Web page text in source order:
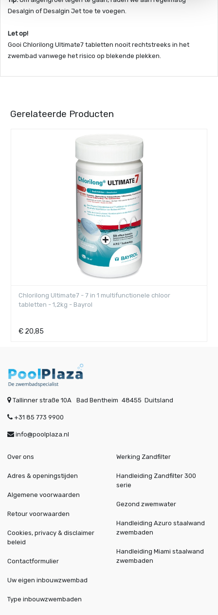
Desalgin of Desalgin Jet toe te voegen.
Let op!
Gooi Chlorilong Ultimate7 tabletten nooit rechtstreeks in het
zwembad vanwege het risico op blekende plekken.
Gerelateerde Producten
Chlorilong Ultimate7 - 7 in 1 multifunctionele chloor
tabletten - 1,2kg - Bayrol
€ 20,85
Tallinner straße 10A Bad Bentheim 48455 Duitsland
+31 85 773 9900
info@poolplaza.nl
Over ons
Adres & openingstijden
Algemene voorwaarden
Retour voorwaarden
Cookies, privacy & disclaimer
beleid
Contactformulier
Werking Zandfilter
Handleiding Zandfilter 300
serie
Gezond zwemwater
Handleiding Azuro staalwand
zwembaden
Handleiding Miami staalwand
zwembaden
Uw eigen inbouwzwembad
Type inbouwzwembaden